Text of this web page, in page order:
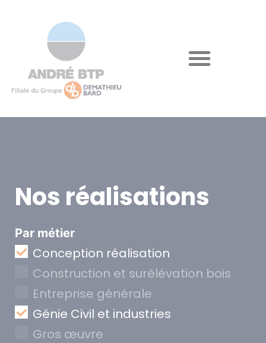
Nos réalisations
Par métier
Conception réalisation
Construction et surélévation bois
Entreprise générale
Génie Civil et industries
Gros œuvre